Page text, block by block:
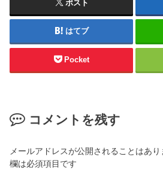
ポスト
はてブ
Pocket
コメントを残す
メールアドレスが公開されることはあり
欄は必須項目です